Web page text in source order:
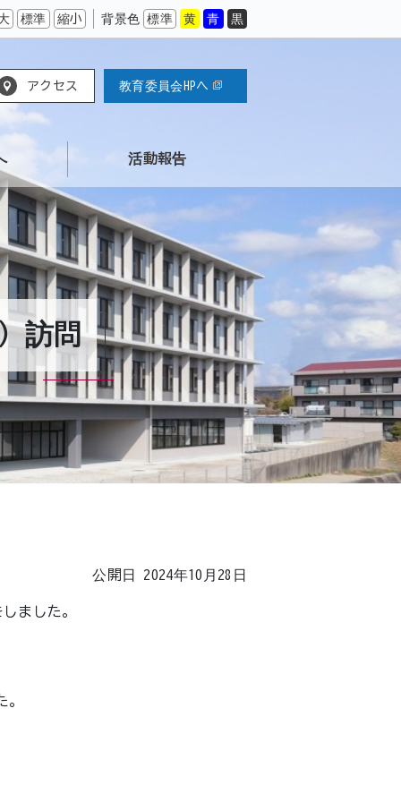
標準 縮小 背景色 標準 黄 青 黒
アクセス 教育委員会HPへ
活動報告
訪問
公開日 2024年10月28日
ました。